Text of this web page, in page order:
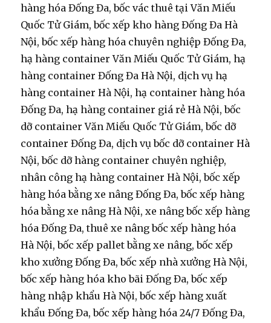
hàng hóa Đống Đa, bốc vác thuê tại Văn Miếu
Quốc Tử Giám, bốc xếp kho hàng Đống Đa Hà
Nội, bốc xếp hàng hóa chuyên nghiệp Đống Đa,
hạ hàng container Văn Miếu Quốc Tử Giám, hạ
hàng container Đống Đa Hà Nội, dịch vụ hạ
hàng container Hà Nội, hạ container hàng hóa
Đống Đa, hạ hàng container giá rẻ Hà Nội, bốc
dỡ container Văn Miếu Quốc Tử Giám, bốc dỡ
container Đống Đa, dịch vụ bốc dỡ container Hà
Nội, bốc dỡ hàng container chuyên nghiệp,
nhân công hạ hàng container Hà Nội, bốc xếp
hàng hóa bằng xe nâng Đống Đa, bốc xếp hàng
hóa bằng xe nâng Hà Nội, xe nâng bốc xếp hàng
hóa Đống Đa, thuê xe nâng bốc xếp hàng hóa
Hà Nội, bốc xếp pallet bằng xe nâng, bốc xếp
kho xưởng Đống Đa, bốc xếp nhà xưởng Hà Nội,
bốc xếp hàng hóa kho bãi Đống Đa, bốc xếp
hàng nhập khẩu Hà Nội, bốc xếp hàng xuất
khẩu Đống Đa, bốc xếp hàng hóa 24/7 Đống Đa,